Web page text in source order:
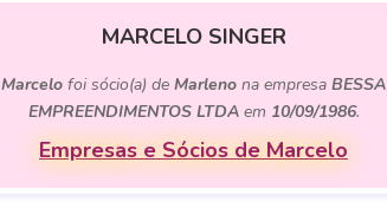
MARCELO SINGER
Marcelo foi sócio(a) deMarleno na empresaBESSA
EMPREENDIMENTOS LTDAem 10/09/1986.
Empresas e Sócios de Marcelo